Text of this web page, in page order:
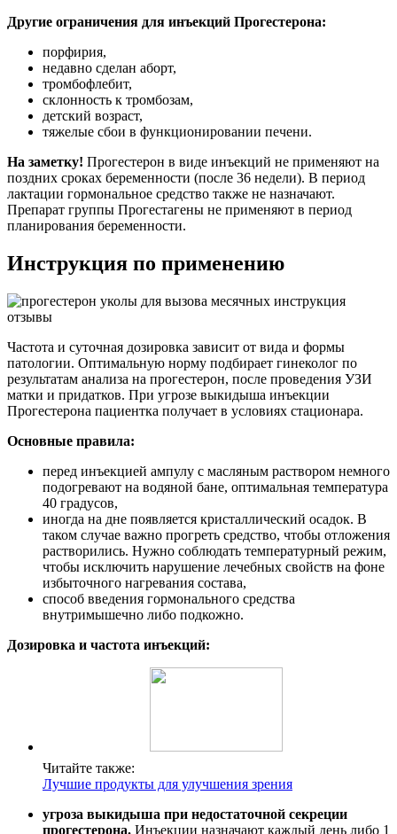
Другие ограничения для инъекций Прогестерона:
порфирия,
недавно сделан аборт,
тромбофлебит,
склонность к тромбозам,
детский возраст,
тяжелые сбои в функционировании печени.
На заметку! Прогестерон в виде инъекций не применяют на
поздних сроках беременности (после 36 недели). В период
лактации гормональное средство также не назначают.
Препарат группы Прогестагены не применяют в период
планирования беременности.
Инструкция по применению
Частота и суточная дозировка зависит от вида и формы
патологии. Оптимальную норму подбирает гинеколог по
результатам анализа на прогестерон, после проведения УЗИ
матки и придатков. При угрозе выкидыша инъекции
Прогестерона пациентка получает в условиях стационара.
Основные правила:
перед инъекцией ампулу с масляным раствором немного
подогревают на водяной бане, оптимальная температура
40 градусов,
иногда на дне появляется кристаллический осадок. В
таком случае важно прогреть средство, чтобы отложения
растворились. Нужно соблюдать температурный режим,
чтобы исключить нарушение лечебных свойств на фоне
избыточного нагревания состава,
способ введения гормонального средства
внутримышечно либо подкожно.
Дозировка и частота инъекций:
Читайте также:
Лучшие продукты для улучшения зрения
угроза выкидыша при недостаточной секреции
прогестерона. Инъекции назначают каждый день либо 1